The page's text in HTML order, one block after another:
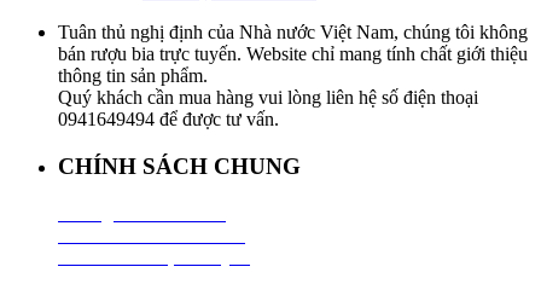
Tuân thủ nghị định của Nhà nước Việt Nam, chúng tôi không
bán rượu bia trực tuyến. Website chỉ mang tính chất giới thiệu
thông tin sản phẩm.
Quý khách cần mua hàng vui lòng liên hệ số điện thoại
0941649494 để được tư vấn.
CHÍNH SÁCH CHUNG